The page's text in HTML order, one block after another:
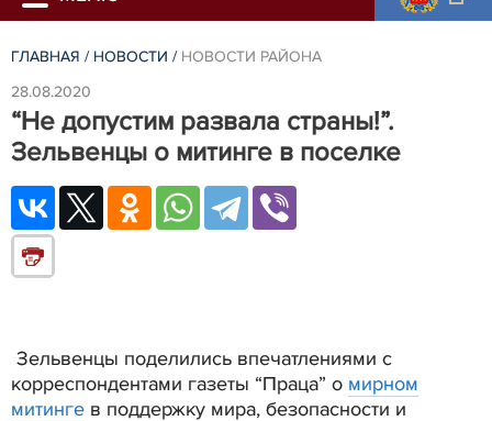
ГЛАВНАЯ / НОВОСТИ / НОВОСТИ РАЙОНА
28.08.2020
“Не допустим развала страны!”.
Зельвенцы о митинге в поселке
Зельвенцы поделились впечатлениями с
корреспондентами газеты “Праца” о мирном
митинге в поддержку мира, безопасности и